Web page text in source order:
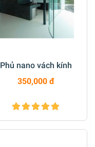
Phủ nano vách kính
350,000 đ